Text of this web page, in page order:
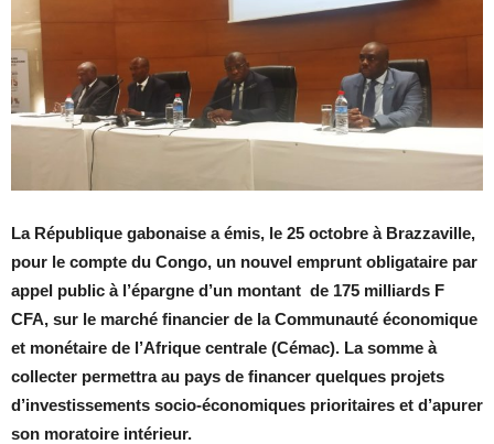
La République gabonaise a émis, le 25 octobre à Brazzaville,
pour le compte du Congo, un nouvel emprunt obligataire par
appel public à l’épargne d’un montant de 175 milliards F
CFA, sur le marché financier de la Communauté économique
et monétaire de l’Afrique centrale (Cémac). La somme à
collecter permettra au pays de financer quelques projets
d’investissements socio-économiques prioritaires et d’apurer
son moratoire intérieur.